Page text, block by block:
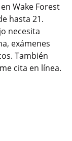
Wake Forest
hasta 21.
necesita
exámenes
También
cita en línea.